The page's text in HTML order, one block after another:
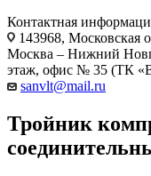
Контактная
143968, Московская
Москва – Нижний
этаж, офис № 35 (ТК
sanvlt@mail.ru
Тройник